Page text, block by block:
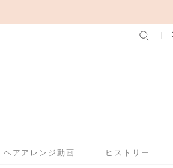
ヘアアレンジ動画 ヒストリー